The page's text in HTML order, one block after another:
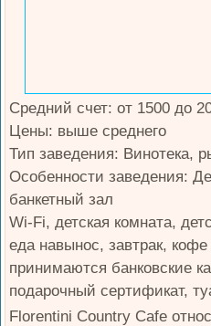
Средний счет: от 1500 до
Цены: выше среднего
Тип заведения: Винотека,
Особенности заведения:
банкетный зал
Wi-Fi, детская комната,
еда навынос, завтрак,
принимаются банковские
подарочный сертификат,
Florentini Country Cafe